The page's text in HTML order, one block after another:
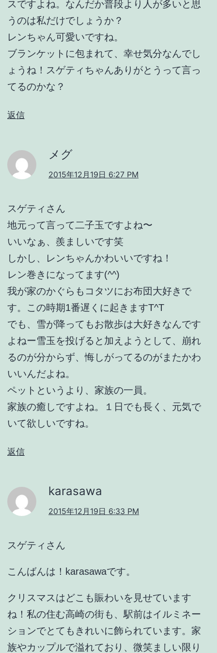
スですよね。なんだか普段より人が多いと思
うのは私だけでしょうか？
レンちゃん可愛いですね。
ブランケットに包まれて、幸せ気分なんでし
ょうね！スゲティちゃんありがとうって言っ
てるのかな？
返信
メグ
2015年12月19日 6:27 PM
スゲティさん
地元って言って二子玉ですよね〜
いいなぁ、羨ましいです笑
しかし、レンちゃんかわいいですね！
レン巻きになってます(^^)
我が家のかぐらもコタツにお布団大好きで
す。この時期1番遅くに起きますT^T
でも、雪が降ってもお散歩は大好きなんです
よねー雪玉を投げると加えようとして、崩れ
るのが分からず、悔しがってるのがまたかわ
いいんだよね。
ペットというより、家族の一員。
家族の癒しですよね。１日でも長く、元気で
いて欲しいですね。
返信
karasawa
2015年12月19日 6:33 PM
スゲティさん
こんばんは！karasawaです。
クリスマスはどこも賑わいを見せています
ね！私の住む高崎の街も、駅前はイルミネー
ションでとてもきれいに飾られています。家
族やカップルで溢れており、微笑ましい限り